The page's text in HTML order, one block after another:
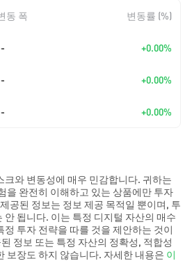
동 폭 변동률 (%)
+0.00%
+0.00%
+0.00%
크와 변동성에 매우 민감합니다. 귀하는
을 완전히 이해하고 있는 상품에만 투자
공된 정보는 정보 제공 목적일 뿐이며, 투
안 됩니다. 이는 특정 디지털 자산의 매수
정 투자 전략을 따를 것을 제안하는 것이
정보 또는 특정 자산의 정확성, 적합성
보장도 하지 않습니다. 자세한 내용은 이